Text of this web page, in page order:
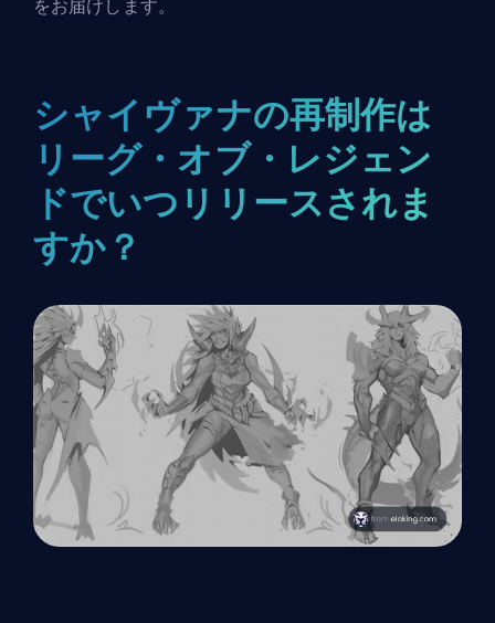
をお届けします。
シャイヴァナの再制作は
リーグ・オブ・レジェン
ドでいつリリースされま
すか？